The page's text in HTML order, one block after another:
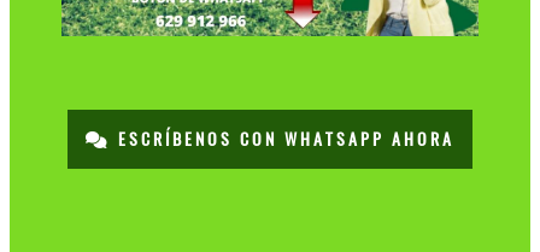
ESCRÍBENOS CON WHATSAPP AHORA